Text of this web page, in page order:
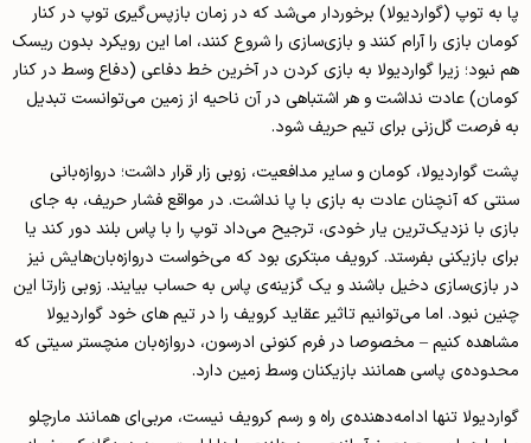
پا به توپ (گواردیولا) برخوردار می‌شد که در زمان بازپس‌گیری توپ در کنار
کومان بازی را آرام کنند و بازی‌سازی را شروع کنند، اما این رویکرد بدون ریسک
هم نبود؛ زیرا گواردیولا به بازی کردن در آخرین خط دفاعی (دفاع وسط در کنار
کومان) عادت نداشت و هر اشتباهی در آن ناحیه از زمین می‌توانست تبدیل
به فرصت گل‌زنی برای تیم حریف شود.
پشت گواردیولا، کومان و سایر مدافعیت، زوبی زار قرار داشت؛ دروازه‌بانی
سنتی که آنچنان عادت به بازی با پا نداشت. در مواقع فشار حریف، به جای
بازی با نزدیک‌ترین یار خودی، ترجیح می‌داد توپ را با پاس بلند دور کند یا
برای بازیکنی بفرستد. کرویف مبتکری بود که می‌خواست دروازه‌بان‌هایش نیز
در بازی‌سازی دخیل باشند و یک گزینه‌ی پاس به حساب بیایند. زوبی زارتا این
چنین نبود. اما می‌توانیم تاثیر عقاید کرویف را در تیم های خود گواردیولا
مشاهده کنیم – مخصوصا در فرم کنونی ادرسون، دروازه‌بان منچستر سیتی که
محدوده‌ی پاسی همانند بازیکنان وسط زمین دارد.
گواردیولا تنها ادامه‌‌دهنده‌ی راه و رسم کرویف نیست، مربی‌‌ای همانند مارچلو